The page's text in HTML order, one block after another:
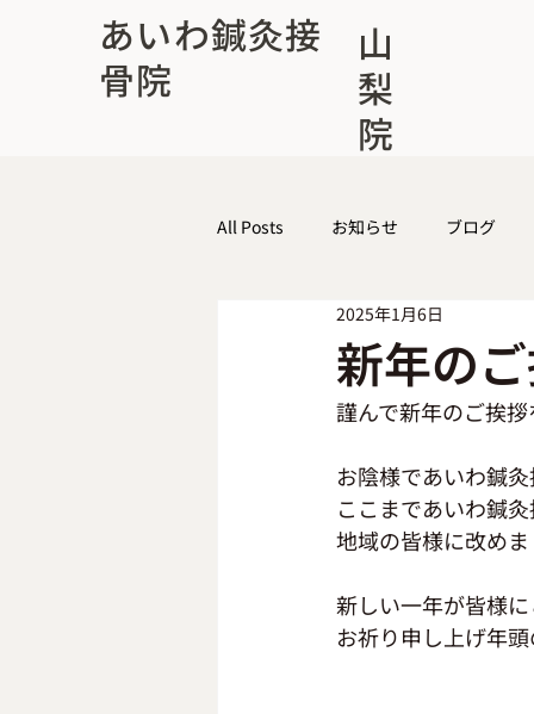
あいわ鍼灸接
骨院
山
梨
院
All Posts お知らせ ブログ
新年の
2025年1月6日
謹んで新年のご挨
お陰様であいわ鍼
ここまであいわ鍼
地域の皆様に改め
新しい一年が皆様
お祈り申し上げ年